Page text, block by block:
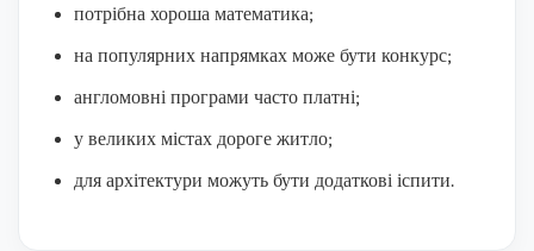
потрібна хороша математика;
на популярних напрямках може бути конкурс;
англомовні програми часто платні;
у великих містах дороге житло;
для архітектури можуть бути додаткові іспити.